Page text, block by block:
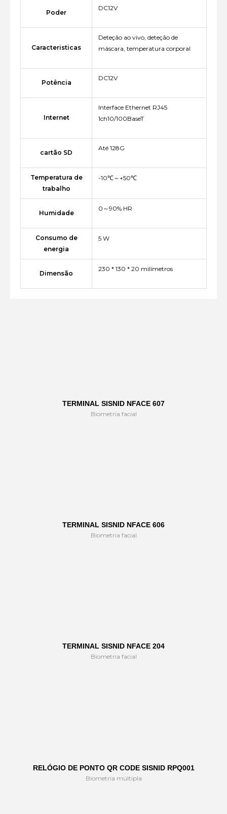
Poder
DC12V
Caracteristicas
Deteção ao vivo, deteção de
máscara, temperatura corporal
Potência
DC12V
Internet
Interface Ethernet RJ45
1ch10/100BaseT
cartão SD
Até 128G
Temperatura de
trabalho
-10℃～+50℃
Humidade
0～90% HR
Consumo de
energia
5 W
Dimensão
230 * 130 * 20 milímetros
TERMINAL SISNID NFACE 607
Biometria facial
TERMINAL SISNID NFACE 606
Biometria facial
TERMINAL SISNID NFACE 204
Biometria facial
RELÓGIO DE PONTO QR CODE SISNID RPQ001
Biometria múltipla